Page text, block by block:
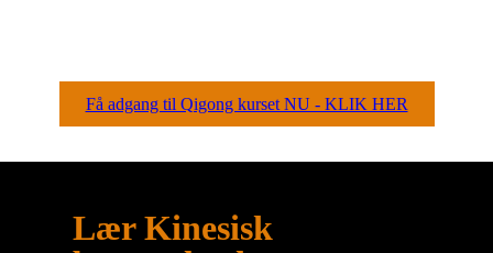
Få adgang til Qigong kurset NU - KLIK HER
Lær Kinesisk